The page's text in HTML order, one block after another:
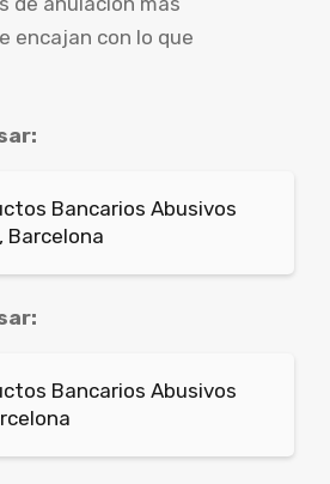
encajan con lo que
Bancarios Abusivos
Barcelona
Bancarios Abusivos